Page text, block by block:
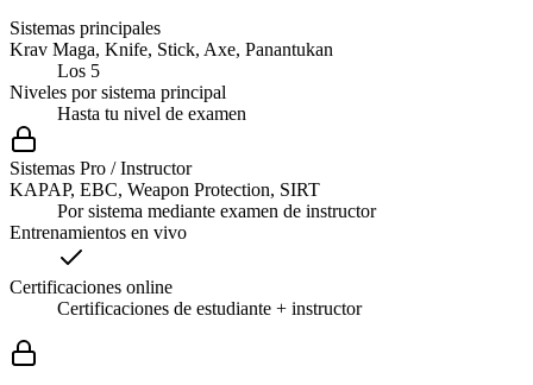
Sistemas principales
Krav Maga, Knife, Stick, Axe, Panantukan
Los 5
Niveles por sistema principal
Hasta tu nivel de examen
Sistemas Pro / Instructor
KAPAP, EBC, Weapon Protection, SIRT
Por sistema mediante examen de instructor
Entrenamientos en vivo
Certificaciones online
Certificaciones de estudiante + instructor